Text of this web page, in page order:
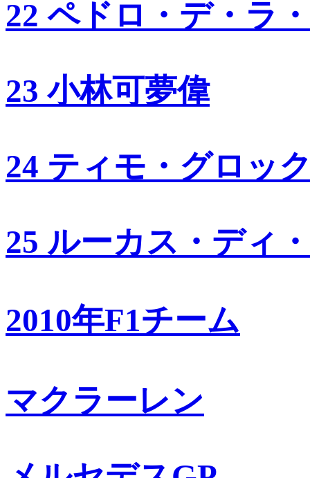
22 ペドロ・デ・ラ
23 小林可夢偉
24 ティモ・グロッ
25 ルーカス・ディ
2010年F1チーム
マクラーレン